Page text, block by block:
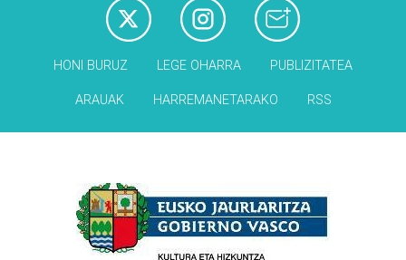
HONI BURUZ LEGE OHARRA PUBLIZITATEA
ARAUAK HARREMANETARAKO RSS